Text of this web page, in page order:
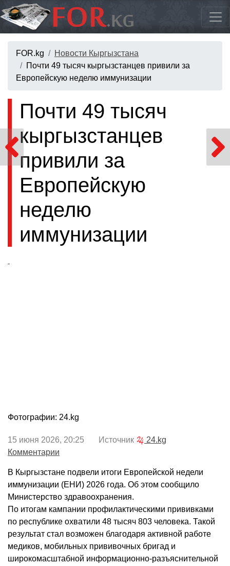
FOR.kg
Новости Кыргызстана
Почти 49 тысяч кыргызстанцев привили за
Европейскую неделю иммунизации
Почти 49 тысяч
кыргызстанцев
привили за
Европейскую
неделю
иммунизации
Фотографии: 24.kg
15 июня 2026, 20:25 Источник
24.kg
Комментарии
В Кыргызстане подвели итоги Европейской недели
иммунизации (ЕНИ) 2026 года. Об этом сообщило
Министерство здравоохранения.
По итогам кампании профилактическими прививками
по республике охватили 48 тысяч 803 человека. Такой
результат стал возможен благодаря активной работе
медиков, мобильных прививочных бригад и
широкомасштабной информационно-разъяснительной